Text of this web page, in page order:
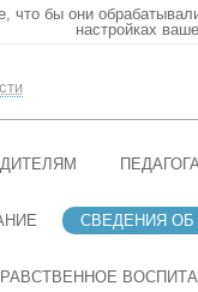
что бы они
настройках
СВЕДЕНИЯ ОБ